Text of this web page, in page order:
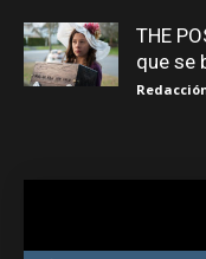
THE
que se